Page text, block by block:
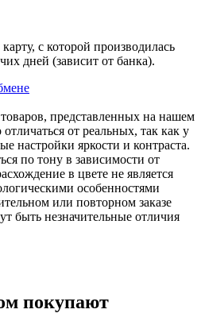
с которой производилась
дней (зависит от банка).
представленных на нашем
от реальных, так как у
настройки яркости и контраста.
по тону в зависимости от
в цвете не является
особенностями
или повторном заказе
быть незначительные отличия
покупают